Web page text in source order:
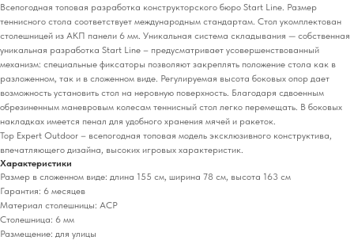
Всепогодная топовая разработка конструкторского бюро Start Line. Размер
теннисного стола соответствует международным стандартам. Стол укомплектован
столешницей из АКП панели 6 мм. Уникальная система складывания — собственная
уникальная разработка Start Line – предусматривает усовершенствованный
механизм: специальные фиксаторы позволяют закреплять положение стола как в
разложенном, так и в сложенном виде. Регулируемая высота боковых опор дает
возможность установить стол на неровную поверхность. Благодаря сдвоенным
обрезиненным маневровым колесам теннисный стол легко перемещать. В боковых
накладках имеется пенал для удобного хранения мячей и ракеток.
Top Expert Outdoor – всепогодная топовая модель эксклюзивного конструктива,
впечатляющего дизайна, высоких игровых характеристик.
Характеристики
Размер в сложенном виде: длина 155 см, ширина 78 см, высота 163 см
Гарантия: 6 месяцев
Материал столешницы: ACP
Столешница: 6 мм
Размещение: для улицы